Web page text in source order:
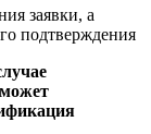
заявки, а
подтверждения